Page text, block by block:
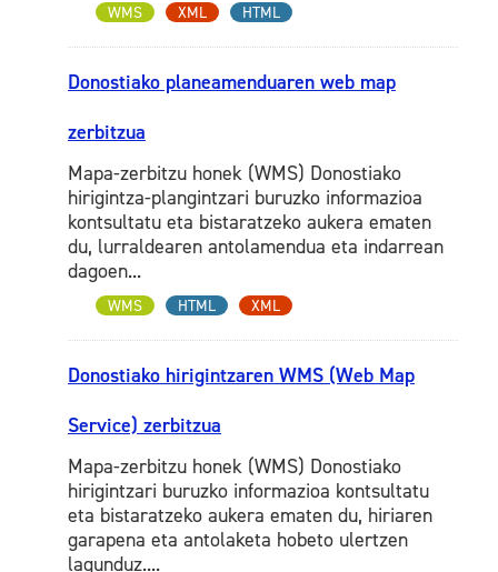
WMS XML HTML
Donostiako planeamenduaren web map
zerbitzua
Mapa-zerbitzu honek (WMS) Donostiako
hirigintza-plangintzari buruzko informazioa
kontsultatu eta bistaratzeko aukera ematen
du, lurraldearen antolamendua eta indarrean
dagoen...
WMS HTML XML
Donostiako hirigintzaren WMS (Web Map
Service) zerbitzua
Mapa-zerbitzu honek (WMS) Donostiako
hirigintzari buruzko informazioa kontsultatu
eta bistaratzeko aukera ematen du, hiriaren
garapena eta antolaketa hobeto ulertzen
lagunduz....